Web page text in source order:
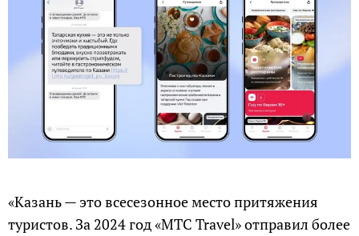
«Казань — это всесезонное место притяжения
туристов. За 2024 год «МТС Travel» отправил более